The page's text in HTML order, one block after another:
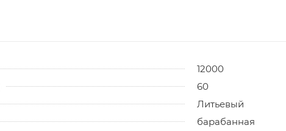
12000
60
Литьевый
барабанная